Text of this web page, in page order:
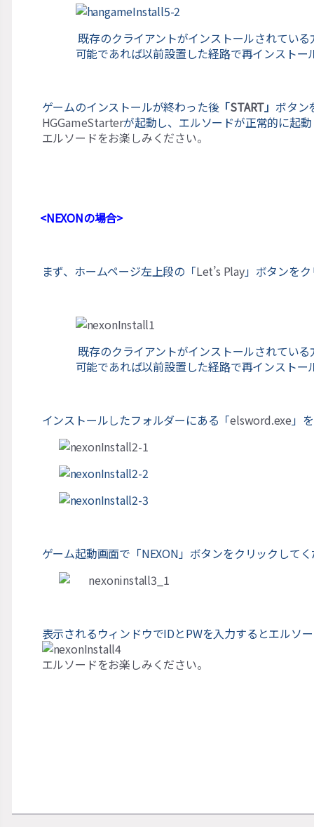
既存のクライアントがインストールされてい
可能であれば以前設置した経路で再インスト
ゲームのインストールが終わった後「START」 ボタン
HGGameStarterが起動し、エルソードが正常的に起
エルソードをお楽しみください。
<NEXONの場合>
まず、ホームページ左上段の「Let’s Play」ボタンを
既存のクライアントがインストールされてい
可能であれば以前設置した経路で再インスト
インストールしたフォルダーにある「elsword.exe」
ゲーム起動画面で「NEXON」ボタンをクリックして
表示されるウィンドウでIDとPWを入力するとエルソ
エルソードをお楽しみください。